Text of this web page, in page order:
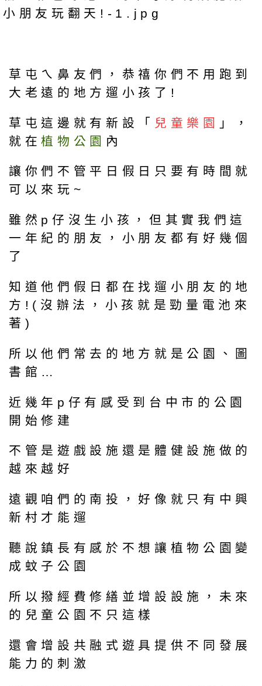
草屯ㄟ鼻友們，恭禧你們不用跑到
大老遠的地方遛小孩了!
草屯這邊就有新設「 兒童樂園
」，
就在植物公園 內
讓你們不管平日假日只要有時間就
可以來玩~
雖然p仔沒生小孩，但其實我們這
一年紀的朋友，小朋友都有好幾個
了
知道他們假日都在找遛小朋友的地
方!(沒辦法，小孩就是勁量電池來
著)
所以他們常去的地方就是公園、圖
書館…
近幾年p仔有感受到台中市的公園
開始修建
不管是遊戲設施還是體健設施做的
越來越好
遠觀咱們的南投，好像就只有中興
新村才能遛
聽說鎮長有感於不想讓植物公園變
成蚊子公園
所以撥經費修繕並增設設施，未來
的兒童公園不只這樣
還會增設共融式遊具提供不同發展
能力的刺激